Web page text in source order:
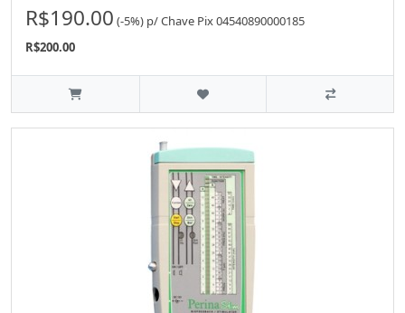
R$190.00 (-5%) p/Chave Pix 04540890000185
R$200.00